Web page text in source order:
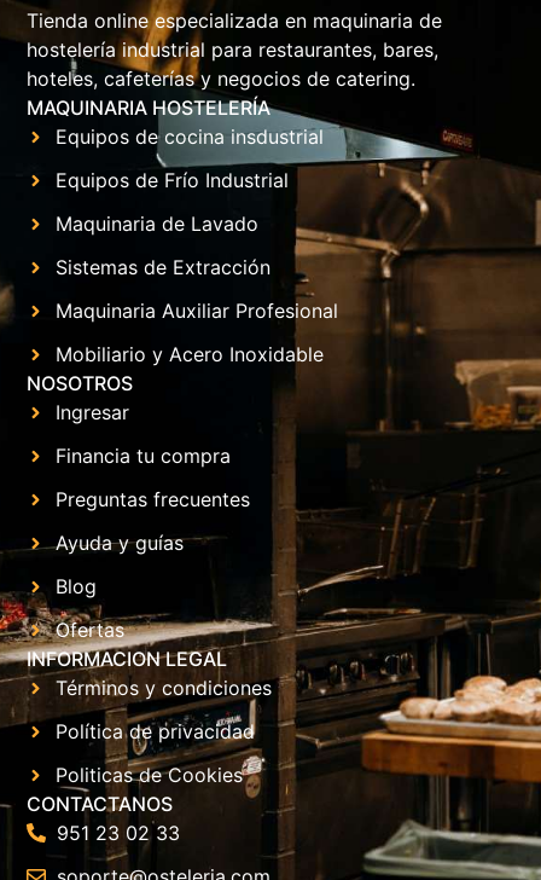
Tienda online especializada en maquinaria de
hostelería industrial para restaurantes, bares,
hoteles, cafeterías y negocios de catering.
MAQUINARIA HOSTELERÍA
Equipos de cocina insdustrial
Equipos de Frío Industrial
Maquinaria de Lavado
Sistemas de Extracción
Maquinaria Auxiliar Profesional
Mobiliario y Acero Inoxidable
NOSOTROS
Ingresar
Financia tu compra
Preguntas frecuentes
Ayuda y guías
Blog
Ofertas
INFORMACION LEGAL
Términos y condiciones
Política de privacidad
Politicas de Cookies
CONTACTANOS
951 23 02 33